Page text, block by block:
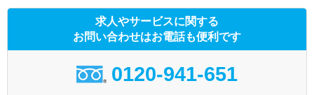
求人やサービスに関する
お問い合わせはお電話も便利です
0120-941-651